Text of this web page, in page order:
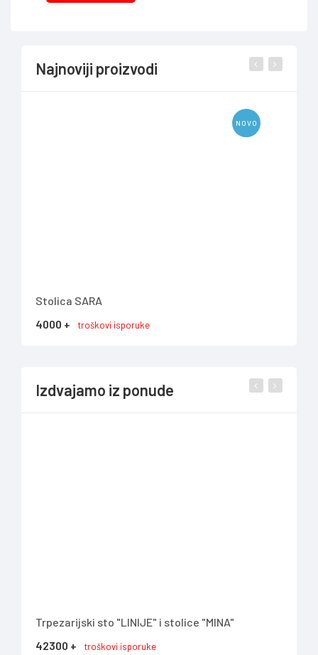
Najnoviji proizvodi
NOVO
Stolica SARA
4000 +
troškovi isporuke
Izdvajamo iz ponude
Trpezarijski sto "LINIJE" i stolice "MINA"
42300 +
troškovi isporuke